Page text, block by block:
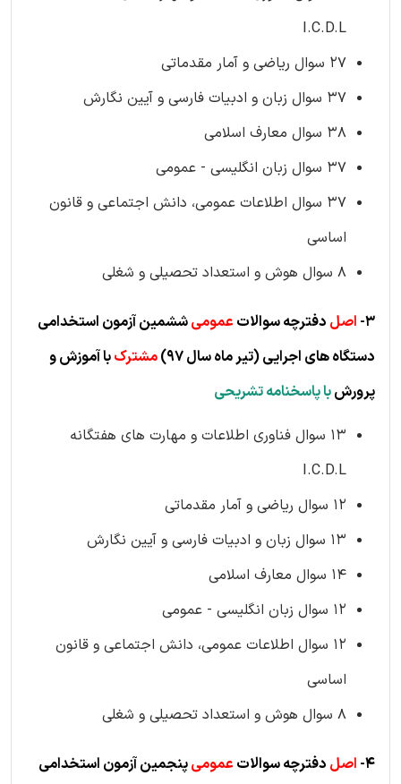
I.C.D.L
27 سوال ریاضی و آمار مقدماتی
37 سوال زبان و ادبیات فارسی و آیین نگارش
38 سوال معارف اسلامی
37 سوال زبان انگلیسی - عمومی
37 سوال اطلاعات عمومی، دانش اجتماعی و قانون
اساسی
8 سوال هوش و استعداد تحصیلی و شغلی
3- اصل دفترچه سوالات عمومیششمین آزمون استخدامی
دستگاه های اجرایی(تیر ماه سال 97) مشترکبا آموزش و
پرورشبا پاسخنامه تشریحی
13 سوال فناوری اطلاعات و مهارت های هفتگانه
I.C.D.L
12 سوال ریاضی و آمار مقدماتی
13 سوال زبان و ادبیات فارسی و آیین نگارش
14 سوال معارف اسلامی
12 سوال زبان انگلیسی - عمومی
12 سوال اطلاعات عمومی، دانش اجتماعی و قانون
اساسی
8 سوال هوش و استعداد تحصیلی و شغلی
4- اصل دفترچه سوالات عمومیپنجمین آزمون استخدامی